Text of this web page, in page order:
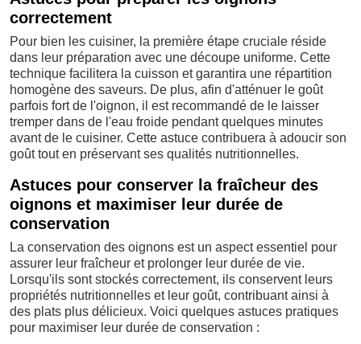
correctement
Pour bien les cuisiner, la première étape cruciale réside
dans leur préparation avec une découpe uniforme. Cette
technique facilitera la cuisson et garantira une répartition
homogène des saveurs. De plus, afin d'atténuer le goût
parfois fort de l'oignon, il est recommandé de le laisser
tremper dans de l'eau froide pendant quelques minutes
avant de le cuisiner. Cette astuce contribuera à adoucir son
goût tout en préservant ses qualités nutritionnelles.
Astuces pour conserver la fraîcheur des
oignons et maximiser leur durée de
conservation
La conservation des oignons est un aspect essentiel pour
assurer leur fraîcheur et prolonger leur durée de vie.
Lorsqu'ils sont stockés correctement, ils conservent leurs
propriétés nutritionnelles et leur goût, contribuant ainsi à
des plats plus délicieux. Voici quelques astuces pratiques
pour maximiser leur durée de conservation :